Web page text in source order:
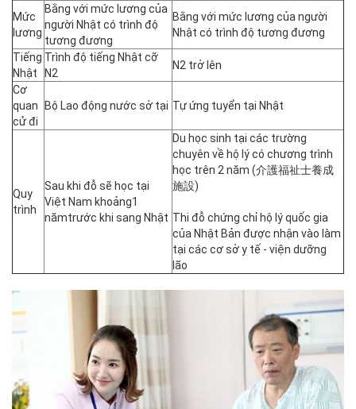
Mức
lương
Bằng với mức lương của
người Nhật có trình độ
tương đương
Bằng với mức lương của người
Nhật có trình độ tương đương
Tiếng
Nhật
Trình độ tiếng Nhật cỡ
N2
N2 trở lên
Cơ
quan
cử đi
Bộ Lao động nước sở tại Tự ứng tuyển tại Nhật
Quy
trình
Sau khi đỗ sẽ học tại
Việt Nam khoảng1
nămtrước khi sang Nhật
Du học sinh tại các trường
chuyên về hộ lý có chương trình
học trên 2 năm (介護福祉士養成
施設)
Thi đỗ chứng chỉ hộ lý quốc gia
của Nhật Bản được nhận vào làm
tại các cơ sở y tế - viện dưỡng
lão